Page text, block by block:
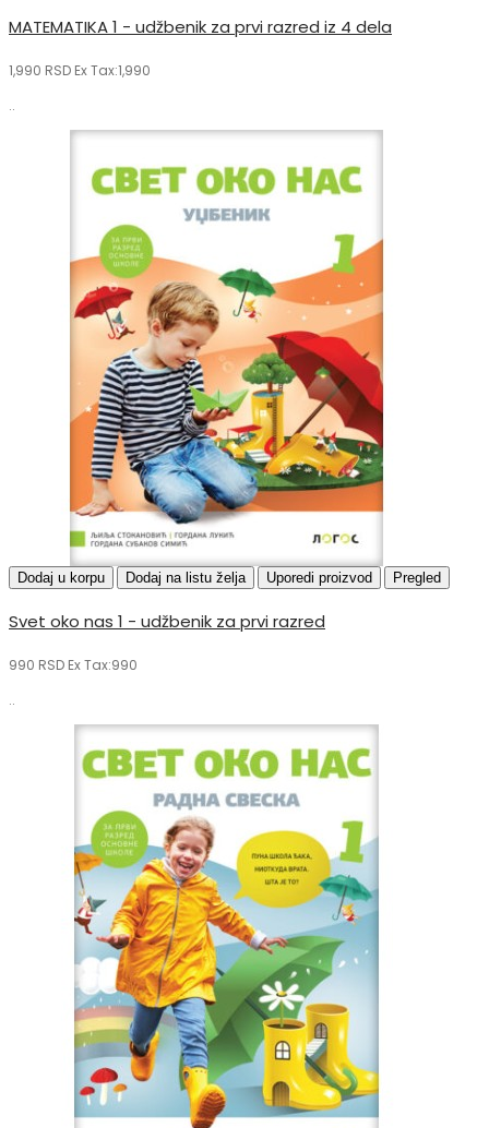
MATEMATIKA 1 - udžbenik za prvi razred iz 4 dela
1,990 RSD Ex Tax:1,990
..
Dodaj u korpu Dodaj na listu želja Uporedi proizvod Pregled
Svet oko nas 1 - udžbenik za prvi razred
990 RSD Ex Tax:990
..